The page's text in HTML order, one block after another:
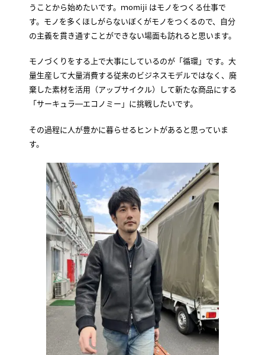
うことから始めたいです。ｍomiji はモノをつくる仕事で
す。モノを多くほしがらないぼくがモノをつくるので、自分
の主義を貫き通すことができない場面も訪れると思います。
モノづくりをする上で大事にしているのが「循環」です。大
量生産して大量消費する従来のビジネスモデルではなく、廃
棄した素材を活用（アップサイクル）して新たな商品にする
「サーキュラ―エコノミー」に挑戦したいです。
その過程に人が豊かに暮らせるヒントがあると思っていま
す。